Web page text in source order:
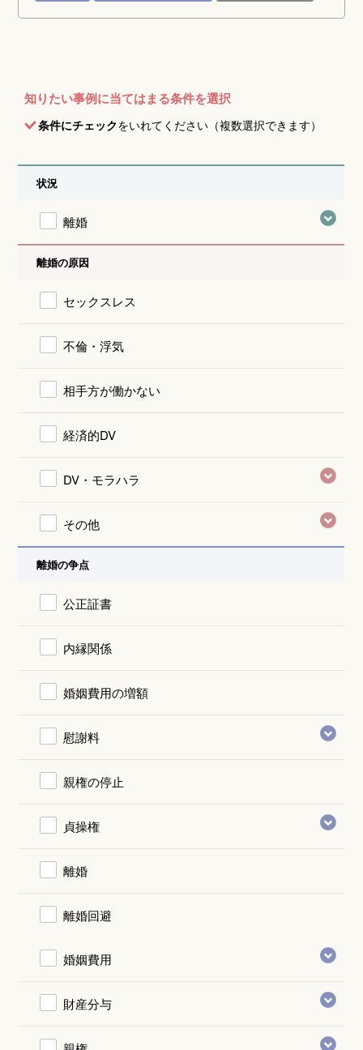
知りたい事例に当てはまる条件を選択
条件にチェックをいれてください（複数選択できます）
状況
離婚
離婚の原因
セックスレス
不倫・浮気
相手方が働かない
経済的DV
DV・モラハラ
その他
離婚の争点
公正証書
内縁関係
婚姻費用の増額
慰謝料
親権の停止
貞操権
離婚
離婚回避
婚姻費用
財産分与